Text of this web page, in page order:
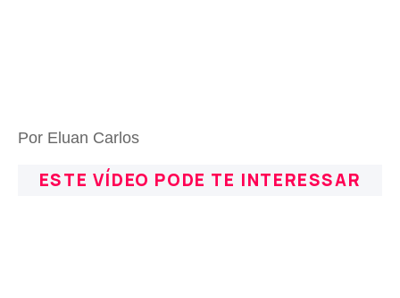
Por Eluan Carlos
ESTE VÍDEO PODE TE INTERESSAR